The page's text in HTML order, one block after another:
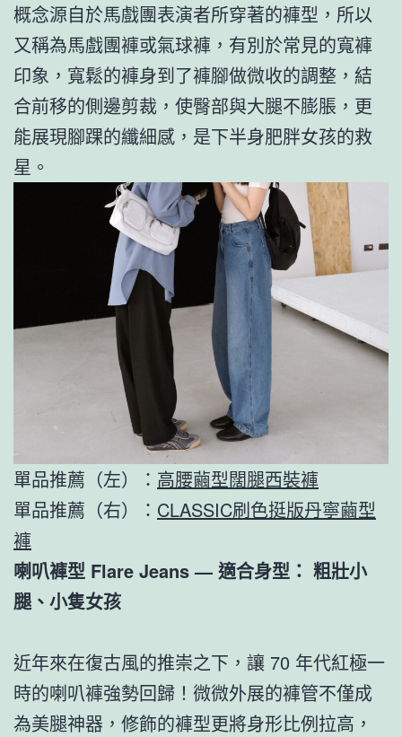
概念源自於馬戲團表演者所穿著的褲型，所以
又稱為馬戲團褲或氣球褲，有別於常見的寬褲
印象，寬鬆的褲身到了褲腳做微收的調整，結
合前移的側邊剪裁，使臀部與大腿不膨脹，更
能展現腳踝的纖細感，是下半身肥胖女孩的救
星。
單品推薦（左）： 高腰繭型闊腿西裝褲
單品推薦（右）： CLASSIC刷色挺版丹寧繭型
褲
喇叭褲型 Flare Jeans — 適合身型： 粗壯小
腿、小隻女孩
近年來在復古風的推崇之下，讓 70 年代紅極一
時的喇叭褲強勢回歸！微微外展的褲管不僅成
為美腿神器，修飾的褲型更將身形比例拉高，